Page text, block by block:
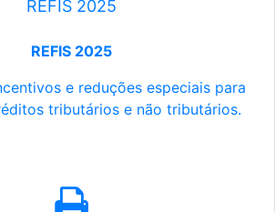
REFIS 2025
REFIS 2025
e reduções especiais para
tributários e não tributários.